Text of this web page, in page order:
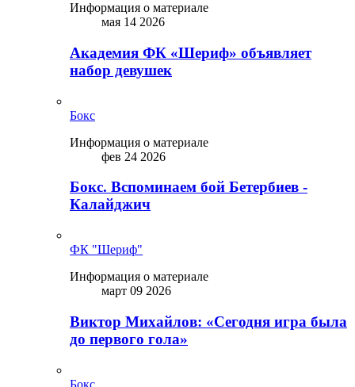
Информация о материале
мая 14 2026
Академия ФК «Шериф» объявляет
набор девушек
Бокс
Информация о материале
фев 24 2026
Бокс. Вспоминаем бой Бетербиев -
Калайджич
ФК "Шериф"
Информация о материале
март 09 2026
Виктор Михайлов: «Сегодня игра была
до первого гола»
Бокс